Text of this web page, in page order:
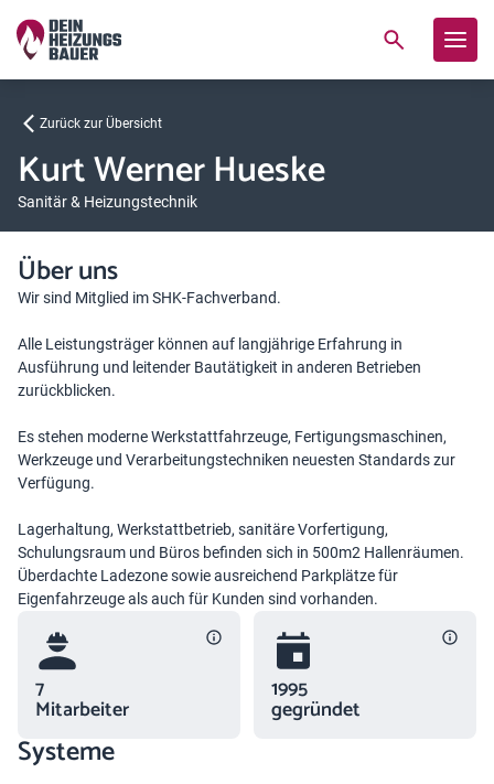
Zurück zur Übersicht
Kurt Werner Hueske
Sanitär & Heizungstechnik
Über uns
Wir sind Mitglied im SHK-Fachverband.
Alle Leistungsträger können auf langjährige Erfahrung in
Ausführung und leitender Bautätigkeit in anderen Betrieben
zurückblicken.
Es stehen moderne Werkstattfahrzeuge, Fertigungsmaschinen,
Werkzeuge und Verarbeitungstechniken neuesten Standards zur
Verfügung.
Lagerhaltung, Werkstattbetrieb, sanitäre Vorfertigung,
Schulungsraum und Büros befinden sich in 500m2 Hallenräumen.
Überdachte Ladezone sowie ausreichend Parkplätze für
Eigenfahrzeuge als auch für Kunden sind vorhanden.
7
Mitarbeiter
1995
gegründet
Systeme